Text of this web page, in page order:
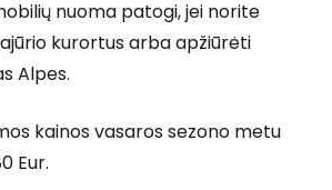
nuoma patogi, jei norite
kurortus arba apžiūrėti
Alpes.
kainos vasaros sezono metu
Eur.